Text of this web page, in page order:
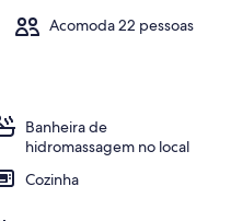
Acomoda 22 pessoas
Banheira de
hidromassagem no local
Cozinha